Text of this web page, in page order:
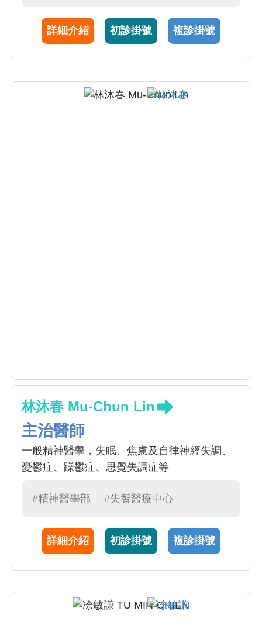
詳細介紹 初診掛號 複診掛號
林沐春 Mu-Chun Lin
主治醫師
一般精神醫學，失眠、焦慮及自律神經失調、
憂鬱症、躁鬱症、思覺失調症等
#精神醫學部 #失智醫療中心
詳細介紹 初診掛號 複診掛號